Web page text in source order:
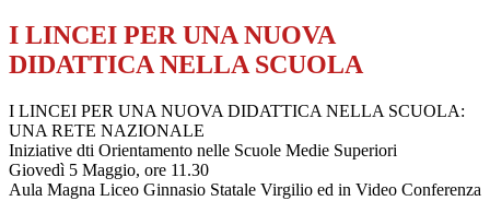
I LINCEI PER UNA NUOVA
DIDATTICA NELLA SCUOLA
I LINCEI PER UNA NUOVA DIDATTICA NELLA SCUOLA:
UNA RETE NAZIONALE
Iniziative dti Orientamento nelle Scuole Medie Superiori
Giovedì 5 Maggio, ore 11.30
Aula Magna Liceo Ginnasio Statale Virgilio ed in Video Conferenza